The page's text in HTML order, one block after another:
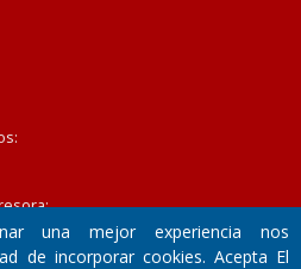
una mejor experiencia nos
de incorporar cookies. Acepta El